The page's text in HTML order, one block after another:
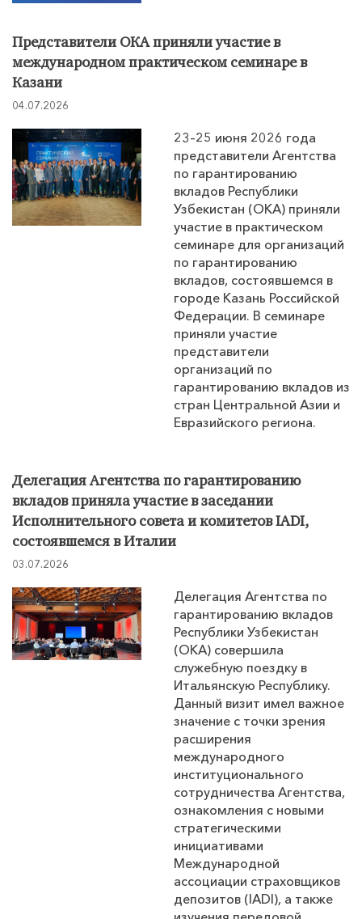
Представители ОКА приняли участие в
международном практическом семинаре в
Казани
04.07.2026
23–25 июня 2026 года
представители Агентства
по гарантированию
вкладов Республики
Узбекистан (ОКА) приняли
участие в практическом
семинаре для организаций
по гарантированию
вкладов, состоявшемся в
городе Казань Российской
Федерации. В семинаре
приняли участие
представители
организаций по
гарантированию вкладов из
стран Центральной Азии и
Евразийского региона.
Делегация Агентства по гарантированию
вкладов приняла участие в заседании
Исполнительного совета и комитетов IADI,
состоявшемся в Италии
03.07.2026
Делегация Агентства по
гарантированию вкладов
Республики Узбекистан
(ОКА) совершила
служебную поездку в
Итальянскую Республику.
Данный визит имел важное
значение с точки зрения
расширения
международного
институционального
сотрудничества Агентства,
ознакомления с новыми
стратегическими
инициативами
Международной
ассоциации страховщиков
депозитов (IADI), а также